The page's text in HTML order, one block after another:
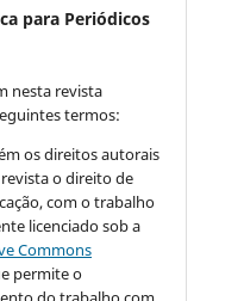
para Periódicos
nesta revista
termos:
os direitos autorais
o direito de
com o trabalho
licenciado sob a
Commons
permite o